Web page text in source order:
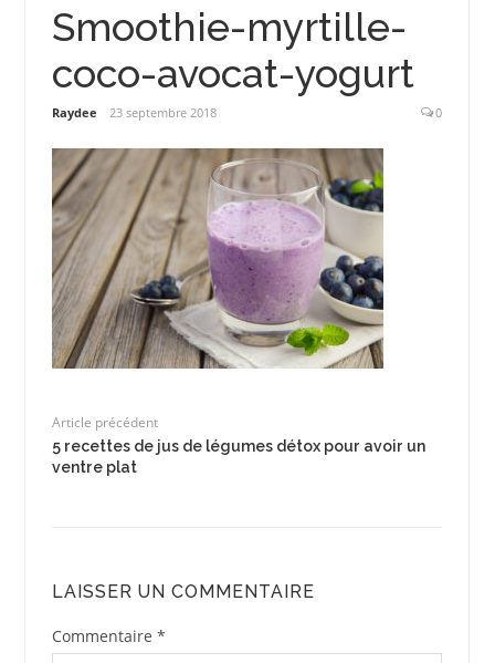
Smoothie-myrtille-
coco-avocat-yogurt
Raydee 23 septembre 2018 0
Article précédent
5 recettes de jus de légumes détox pour avoir un
ventre plat
LAISSER UN COMMENTAIRE
Commentaire *